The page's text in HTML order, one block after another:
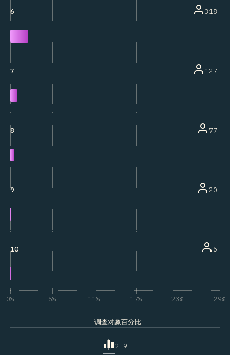
6 318
7 127
8 77
9 20
10 5
0% 6% 11% 17% 23% 29%
调查对象百分比
2.9